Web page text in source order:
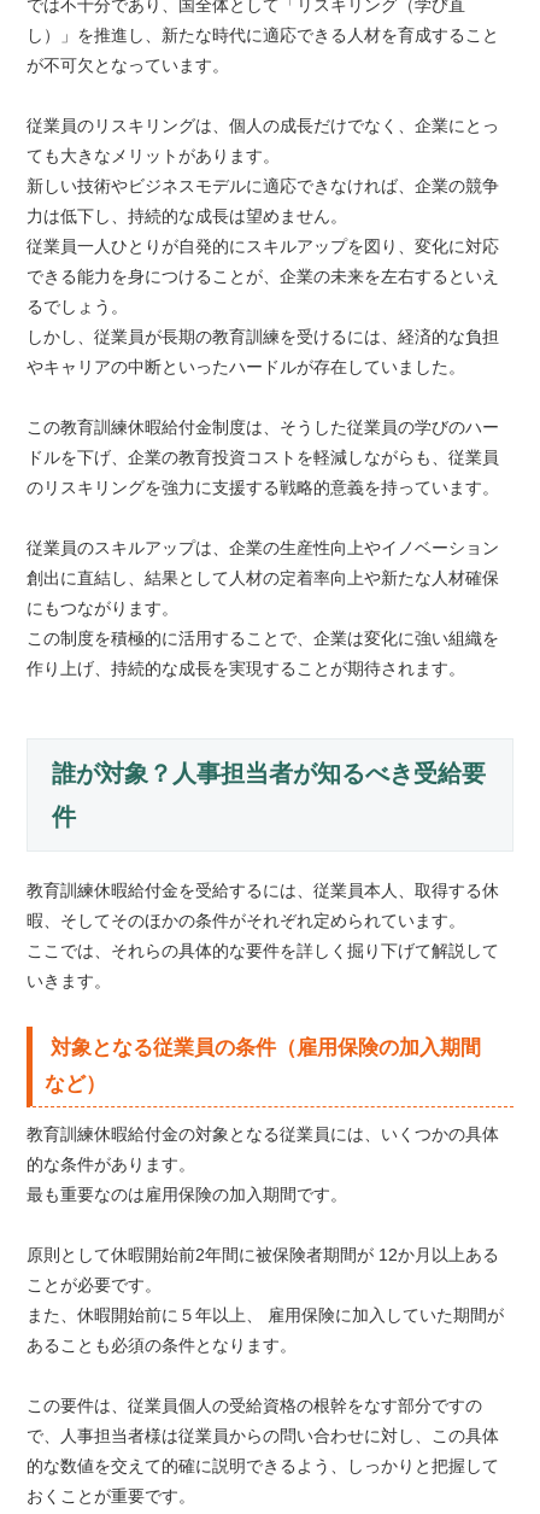
では不十分であり、国全体として「リスキリング（学び直
し）」を推進し、新たな時代に適応できる人材を育成すること
が不可欠となっています。
従業員のリスキリングは、個人の成長だけでなく、企業にとっ
ても大きなメリットがあります。
新しい技術やビジネスモデルに適応できなければ、企業の競争
力は低下し、持続的な成長は望めません。
従業員一人ひとりが自発的にスキルアップを図り、変化に対応
できる能力を身につけることが、企業の未来を左右するといえ
るでしょう。
しかし、従業員が長期の教育訓練を受けるには、経済的な負担
やキャリアの中断といったハードルが存在していました。
この教育訓練休暇給付金制度は、そうした従業員の学びのハー
ドルを下げ、企業の教育投資コストを軽減しながらも、従業員
のリスキリングを強力に支援する戦略的意義を持っています。
従業員のスキルアップは、企業の生産性向上やイノベーション
創出に直結し、結果として人材の定着率向上や新たな人材確保
にもつながります。
この制度を積極的に活用することで、企業は変化に強い組織を
作り上げ、持続的な成長を実現することが期待されます。
誰が対象？人事担当者が知るべき受給要
件
教育訓練休暇給付金を受給するには、従業員本人、取得する休
暇、そしてそのほかの条件がそれぞれ定められています。
ここでは、それらの具体的な要件を詳しく掘り下げて解説して
いきます。
対象となる従業員の条件（雇用保険の加入期間
など）
教育訓練休暇給付金の対象となる従業員には、いくつかの具体
的な条件があります。
最も重要なのは雇用保険の加入期間です。
原則として休暇開始前2年間に被保険者期間が 12か月以上ある
ことが必要です。
また、休暇開始前に５年以上、 雇用保険に加入していた期間が
あることも必須の条件となります。
この要件は、従業員個人の受給資格の根幹をなす部分ですの
で、人事担当者様は従業員からの問い合わせに対し、この具体
的な数値を交えて的確に説明できるよう、しっかりと把握して
おくことが重要です。